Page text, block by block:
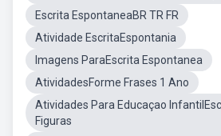
Escrita EspontaneaBR TR FR
Atividade EscritaEspontania
Imagens ParaEscrita Espontanea
AtividadesForme Frases 1 Ano
Atividades Para Educaçao
Figuras